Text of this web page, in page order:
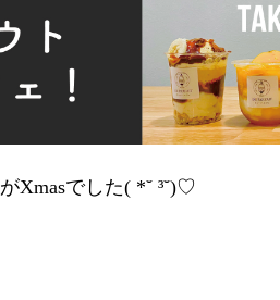
Xmasでした( *˘ ³˘)♡